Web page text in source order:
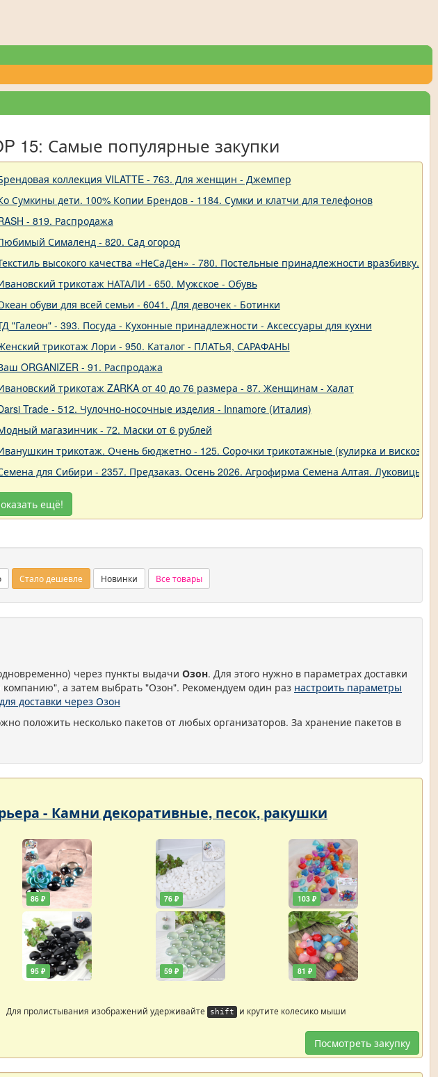
15: Самые популярные закупки
коллекция VILATTE - 763. Для женщин - Джемпер
Сумкины дети. 100% Копии Брендов - 1184. Сумки и клатчи для телефонов
- 819. Распродажа
Сималенд - 820. Сад огород
высокого качества «НеСаДен» - 780. Постельные принадлежности вразбивку.
трикотаж НАТАЛИ - 650. Мужское - Обувь
обуви для всей семьи - 6041. Для девочек - Ботинки
"Галеон" - 393. Посуда - Кухонные принадлежности - Аксессуары для кухни
трикотаж Лори - 950. Каталог - ПЛАТЬЯ, САРАФАНЫ
ORGANIZER - 91. Распродажа
трикотаж ZARKA от 40 до 76 размера - 87. Женщинам - Халат
Trade - 512. Чулочно-носочные изделия - Innamore (Италия)
магазинчик - 72. Маски от 6 рублей
трикотаж. Очень бюджетно - 125. Cорочки трикотажные (кулирка и вискоза)
для Сибири - 2357. Предзаказ. Осень 2026. Агрофирма Семена Алтая. Луковицы.
ещё!
Стало дешевле Новинки Все товары
через пункты выдачи Озон. Для этого нужно в параметрах доставки
а затем выбрать "Озон". Рекомендуем один раз настроить параметры
доставки через Озон
положить несколько пакетов от любых организаторов. За хранение пакетов в
- Камни декоративные, песок, ракушки
86 ₽
95 ₽
76 ₽
59 ₽
103 ₽
81 ₽
Для пролистывания изображений удерживайте shift и крутите колесико мыши
Посмотреть закупку